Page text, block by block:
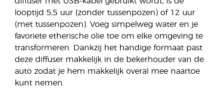
looptijd 5,5 uur (zonder tussenpozen) of 12 uur
(met tussenpozen). Voeg simpelweg water en je
favoriete etherische olie toe om elke omgeving te
transformeren. Dankzij het handige formaat past
deze diffuser makkelijk in de bekerhouder van de
auto zodat je hem makkelijk overal mee naartoe
kunt nemen.